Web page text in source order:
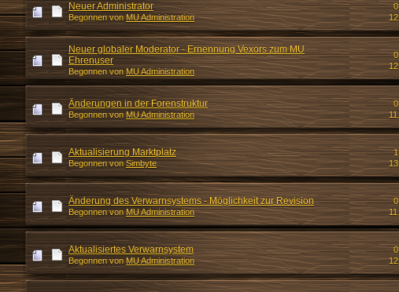
Neuer Administrator
Begonnen von MU Administration
Neuer globaler Moderator - Ernennung Vexors zum MU
Ehrenuser
Begonnen vonMU Administration
Änderungen in der Forenstruktur
Begonnen von MU Administration
Aktualisierung Marktplatz
Begonnen von Simbyte
Änderung des Verwarnsystems - Möglichkeit zur Revision
Begonnen von MU Administration
Aktualisiertes Verwarnsystem
Begonnen von MU Administration